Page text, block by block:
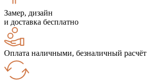
Замер, дизайн
и доставка бесплатно
Оплата наличными, безналичный расчёт